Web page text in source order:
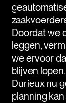
Doordat we
leggen,
we ervoor
blijven
Durieux nu
planning